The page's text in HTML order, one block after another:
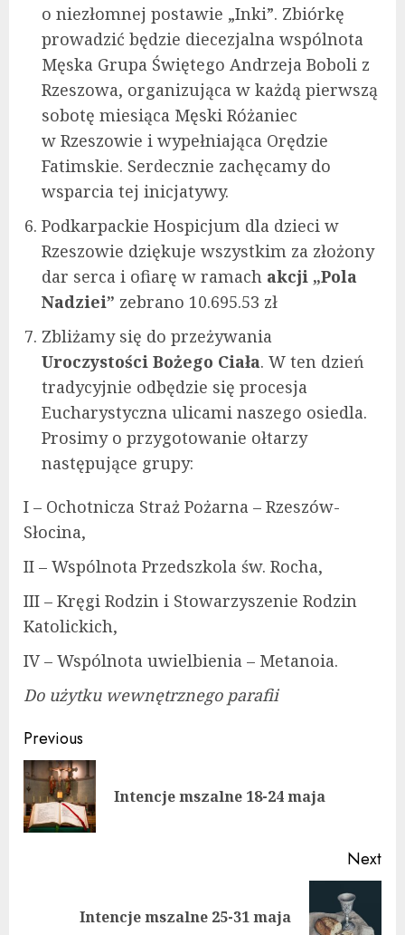
o niezłomnej postawie „Inki”. Zbiórkę
prowadzić będzie diecezjalna wspólnota
Męska Grupa Świętego Andrzeja Boboli z
Rzeszowa, organizująca w każdą pierwszą
sobotę miesiąca Męski Różaniec
w Rzeszowie i wypełniająca Orędzie
Fatimskie. Serdecznie zachęcamy do
wsparcia tej inicjatywy.
Podkarpackie Hospicjum dla dzieci w
Rzeszowie dziękuje wszystkim za złożony
dar serca i ofiarę w ramach akcji „Pola
Nadziei” zebrano 10.695.53 zł
Zbliżamy się do przeżywania
Uroczystości Bożego Ciała. W ten dzień
tradycyjnie odbędzie się procesja
Eucharystyczna ulicami naszego osiedla.
Prosimy o przygotowanie ołtarzy
następujące grupy:
I – Ochotnicza Straż Pożarna – Rzeszów-
Słocina,
II – Wspólnota Przedszkola św. Rocha,
III – Kręgi Rodzin i Stowarzyszenie Rodzin
Katolickich,
IV – Wspólnota uwielbienia – Metanoia.
Do użytku wewnętrznego parafii
Continue
Reading
Previous
Intencje mszalne 18-24 maja
Next
Intencje mszalne 25-31 maja